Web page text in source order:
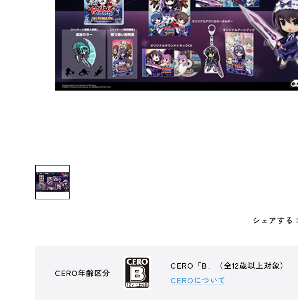
シェアする：
CERO年齢区分
CERO「B」（全12歳以上対象）
CEROについて